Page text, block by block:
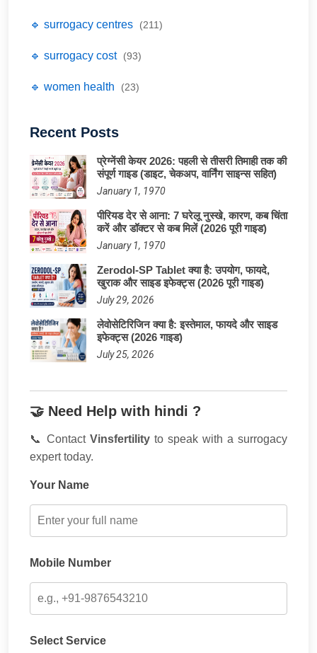
🔹 surrogacy centres (211)
🔹 surrogacy cost (93)
🔹 women health (23)
Recent Posts
प्रेग्नेंसी केयर 2026: पहली से तीसरी तिमाही तक की
संपूर्ण गाइड (डाइट, चेकअप, वार्निंग साइन्स सहित)
January 1, 1970
पीरियड देर से आना: 7 घरेलू नुस्खे, कारण, कब चिंता
करें और डॉक्टर से कब मिलें (2026 पूरी गाइड)
January 1, 1970
Zerodol-SP Tablet क्या है: उपयोग, फायदे,
खुराक और साइड इफेक्ट्स (2026 पूरी गाइड)
July 29, 2026
लेवोसेटिरिजिन क्या है: इस्तेमाल, फायदे और साइड
इफेक्ट्स (2026 गाइड)
July 25, 2026
🤝 Need Help with hindi ?
📞 Contact Vinsfertility to speak with a surrogacy
expert today.
Your Name
Mobile Number
Select Service